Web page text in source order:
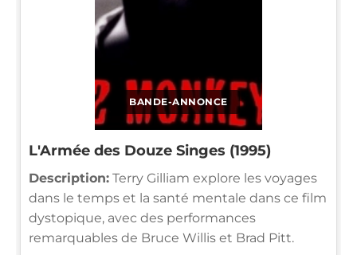
BANDE-ANNONCE
L'Armée des Douze Singes (1995)
Description: Terry Gilliam explore les voyages
dans le temps et la santé mentale dans ce film
dystopique, avec des performances
remarquables de Bruce Willis et Brad Pitt.